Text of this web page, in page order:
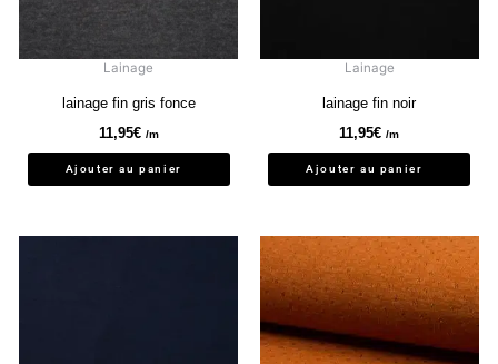
Lainage
lainage fin gris fonce
11,95€ /m
Ajouter au panier
Lainage
lainage fin noir
11,95€ /m
Ajouter au panier